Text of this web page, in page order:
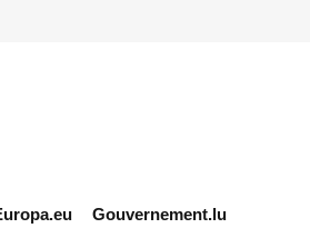
data.public.lu
Gouvernement.lu